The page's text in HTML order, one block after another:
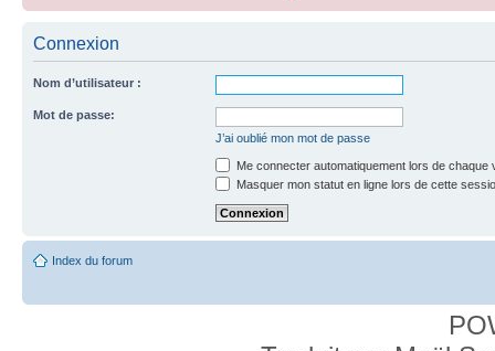
Connexion
Nom d’utilisateur :
Mot de passe:
J’ai oublié mon mot de passe
Me connecter automatiquement lors de chaque
Masquer mon statut en ligne lors de cette
Index du forum